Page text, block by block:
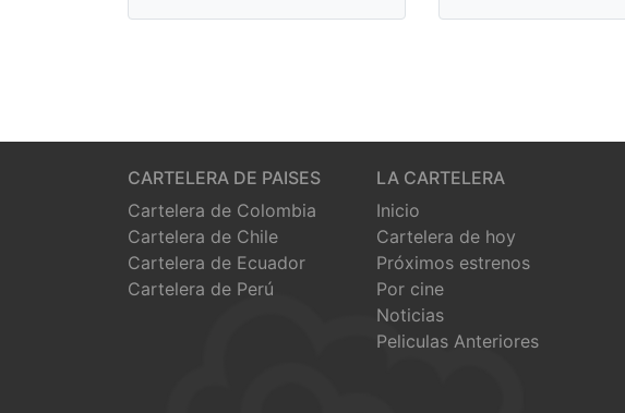
CARTELERA DE PAISES
Cartelera de Colombia
Cartelera de Chile
Cartelera de Ecuador
Cartelera de Perú
LA CARTELERA
Inicio
Cartelera de hoy
Próximos estrenos
Por cine
Noticias
Peliculas Anteriores